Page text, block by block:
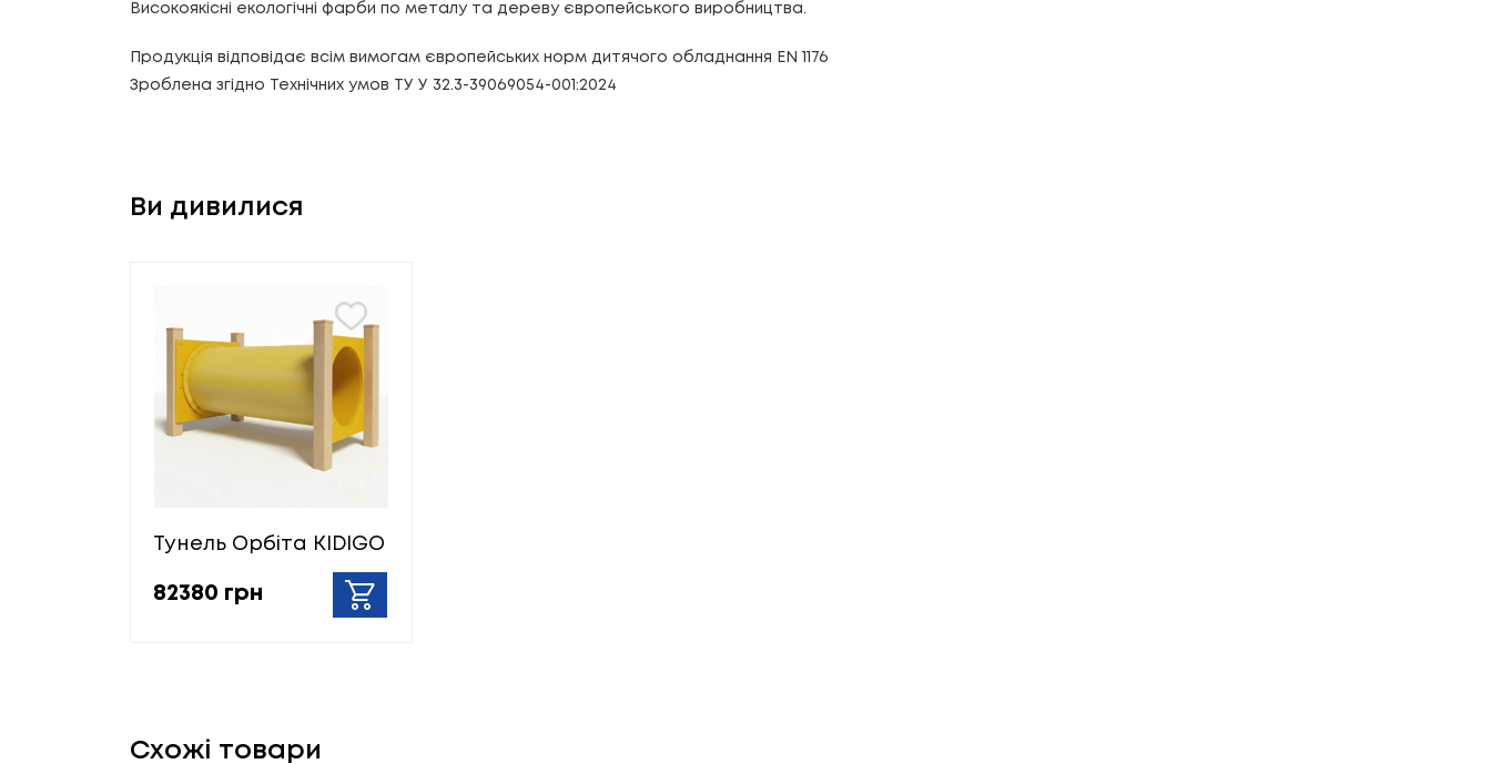
Високоякісні екологічні фарби по металу та дереву європейського виробництва.
Продукція відповідає всім вимогам європейських норм дитячого обладнання EN 1176
Зроблена згідно Технічних умов ТУ У 32.3-39069054-001:2024
Ви дивилися
Тунель Орбіта KIDIGO
82380 грн
Схожі товари